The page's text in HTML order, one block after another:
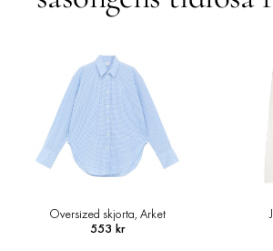
Oversized skjorta, Arket
553 kr